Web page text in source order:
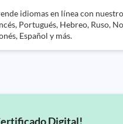
idiomas en línea con
Portugués, Hebreo, Ruso,
Español y más.
Digital!